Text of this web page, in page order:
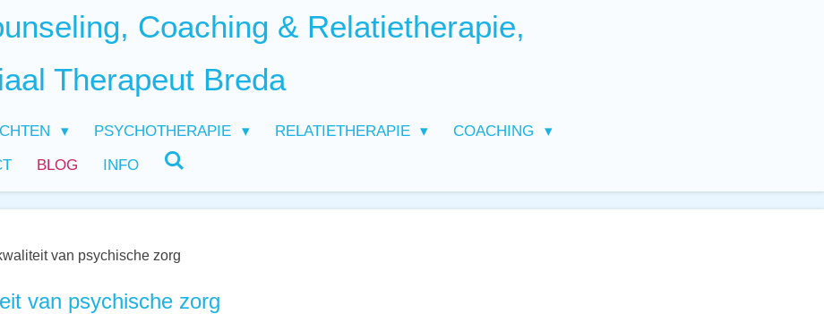
Coaching & Relatietherapie,
Therapeut Breda
PSYCHOTHERAPIE RELATIETHERAPIE
COACHING
BLOG INFO
van psychische zorg
van psychische zorg